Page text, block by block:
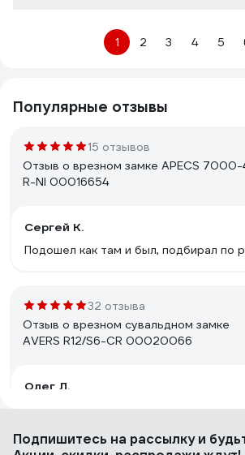
1 2 3 4 5
Популярные отзывы
15 отзывов
Отзыв о врезном замке APECS
R-NI 00016654
Сергей К.
Подошел как там и был, подбирал по
32 отзыва
Отзыв о врезном сувальдном замке
AVERS R12/S6-CR 00020066
Олег Л.
Недорогой, простой, небольшой
Подпишитесь на рассылкуи